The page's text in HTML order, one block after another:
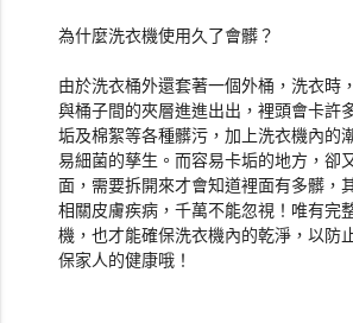
為什麼洗衣機使用久了會髒？
由於洗衣桶外還套著一個外桶，洗衣時
與桶子間的夾層進進出出，裡頭會卡許
垢及棉絮等各種髒污，加上洗衣機內的
易細菌的孳生。而容易卡垢的地方，卻
面，需要拆開來才會知道裡面有多髒，
相關皮膚疾病，千萬不能忽視！唯有完
機，也才能確保洗衣機內的乾淨，以防
保家人的健康哦！